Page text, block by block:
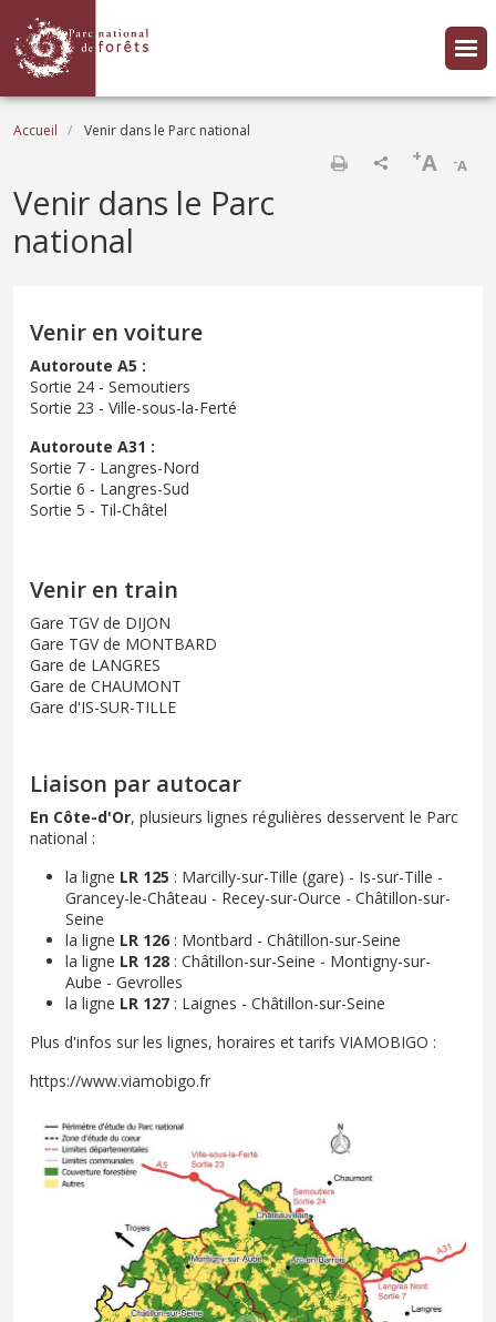
Fil d'Ariane
Accueil Venir dans le Parc national
-A
+A
Venir dans le Parc
national
Venir en voiture
Autoroute A5 :
Sortie 24 - Semoutiers
Sortie 23 - Ville-sous-la-Ferté
Autoroute A31 :
Sortie 7 - Langres-Nord
Sortie 6 - Langres-Sud
Sortie 5 - Til-Châtel
Venir en train
Gare TGV de DIJON
Gare TGV de MONTBARD
Gare de LANGRES
Gare de CHAUMONT
Gare d'IS-SUR-TILLE
Liaison par autocar
En Côte-d'Or, plusieurs lignes régulières desservent le Parc
national :
la ligne LR 125 : Marcilly-sur-Tille (gare) - Is-sur-Tille -
Grancey-le-Château - Recey-sur-Ource - Châtillon-sur-
Seine
la ligne LR 126 : Montbard - Châtillon-sur-Seine
la ligne LR 128 : Châtillon-sur-Seine - Montigny-sur-
Aube - Gevrolles
la ligne LR 127 : Laignes - Châtillon-sur-Seine
Plus d'infos sur les lignes, horaires et tarifs VIAMOBIGO :
https://www.viamobigo.fr